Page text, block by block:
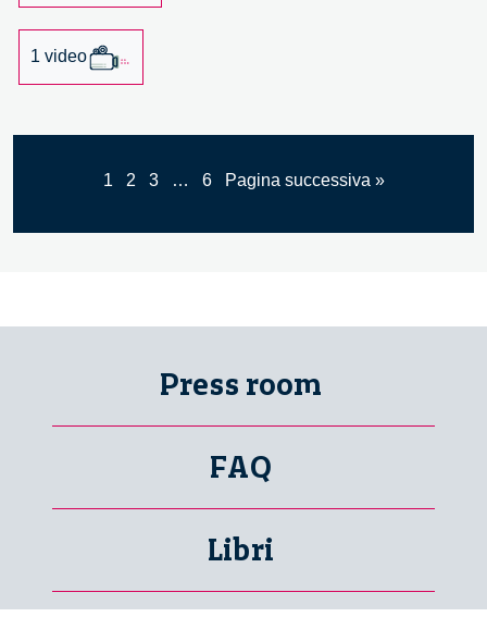
1 video
1 2 3 … 6 Pagina successiva »
Press room
FAQ
Libri